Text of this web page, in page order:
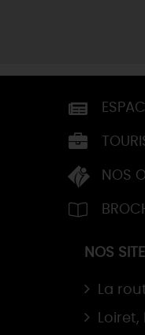
NOS
NOS
La